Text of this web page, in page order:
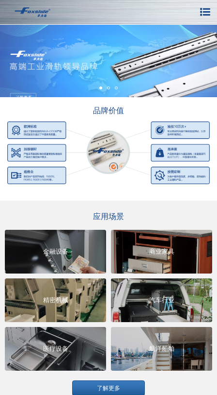
品牌价值
应用场景
金融设备 商业家具
精密机械 汽车行业
医疗设备 航洋船舶
了解更多